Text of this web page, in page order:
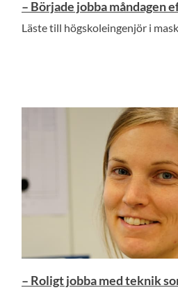
– Började jobba måndagen
Läste till högskoleingenjör i
– Roligt jobba med teknik